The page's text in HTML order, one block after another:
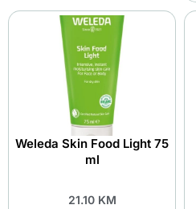
Weleda Skin Food Light 75
ml
21.10 KM